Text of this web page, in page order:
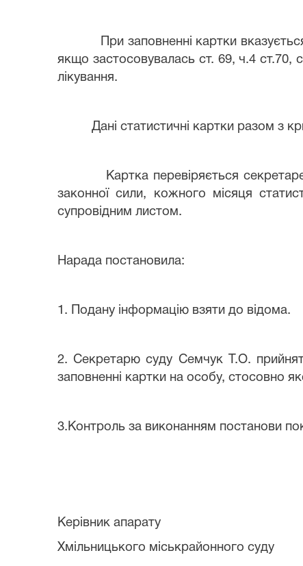
При заповненні картки
якщо застосовувалась ст. 69, ч.4 ст.70,
лікування.
Дані статистичні картки разом з
Картка перевіряється
законної сили, кожного місяця
супровідним листом.
Нарада постановила:
1. Подану інформацію взяти до відома.
2. Секретарю суду Семчук Т.О.
заповненні картки на особу, стосовно
3. Контроль за виконанням постанови
Керівник апарату
Хмільницького